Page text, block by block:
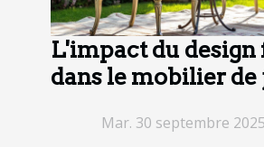
L'impact du design
dans le mobilier
Mar. 30 septembre